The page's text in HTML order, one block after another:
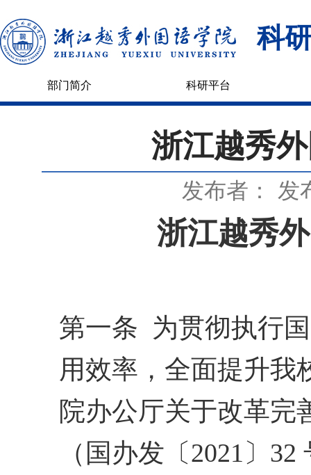
科
部门简介 科研平台
浙江越秀
发布者： 发
浙江越秀
第一条 为贯彻执行
用效率，全面提升我
院办公厅关于改革完
（国 办发〔2021〕